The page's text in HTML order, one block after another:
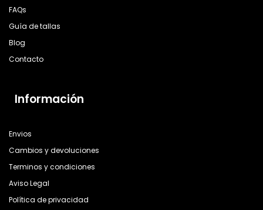
FAQs
Guía de tallas
Blog
Contacto
Información
Envios
Cambios y devoluciones
Terminos y condiciones
Aviso Legal
Política de privacidad